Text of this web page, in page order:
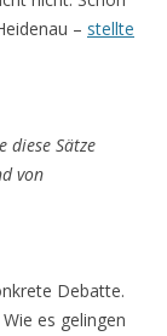
– stellte
diese Sätze
von
Debatte.
es gelingen